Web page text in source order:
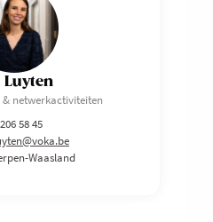
Luyten
& netwerkactiviteiten
58 45
Waasland